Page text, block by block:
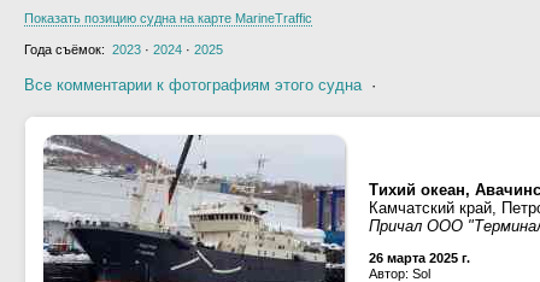
Показать позицию судна на карте MarineTraffic
Года съёмок: 2023 · 2024 · 2025
Все комментарии к фотографиям этого судна·
Тихий океан,
Камчатский край,
Причал ООО
26 марта 2025 г.
Автор: Sol